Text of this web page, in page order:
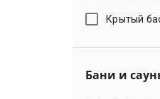
Крытый
Бани и